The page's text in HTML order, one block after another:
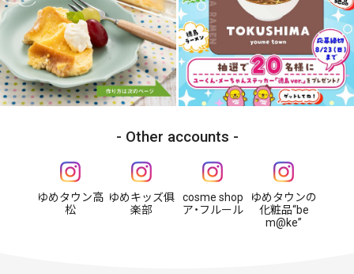
Other accounts
ゆめタウン高
松
ゆめキッズ俱
楽部
cosme shop
ア・フルール
ゆめタウンの
化粧品“be
m@ke”